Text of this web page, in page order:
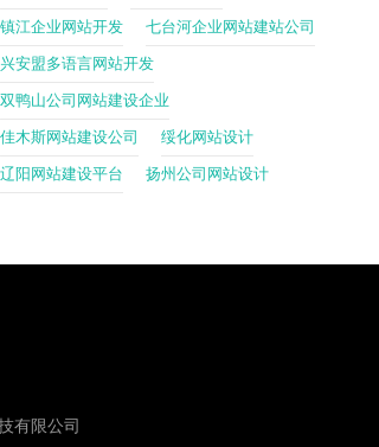
镇江企业网站开发 七台河企业网站建站公司
兴安盟多语言网站开发
双鸭山公司网站建设企业
佳木斯网站建设公司 绥化网站设计
辽阳网站建设平台 扬州公司网站设计
有限公司